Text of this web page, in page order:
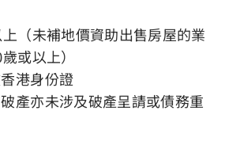
（未補地價資助出售房屋的業
或以上）
港身份證
產亦未涉及破產呈請或債務重